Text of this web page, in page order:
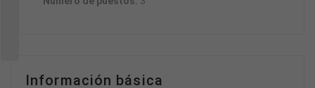
Información básica